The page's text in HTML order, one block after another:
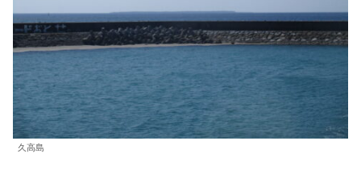
久高島